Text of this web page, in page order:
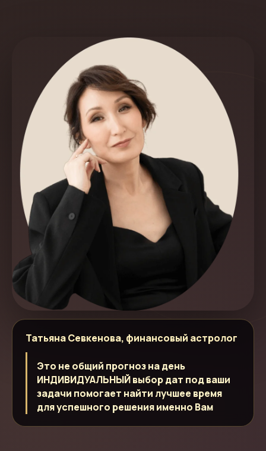
Татьяна Севкенова, финансовый астролог
Это не общий прогноз на день
ИНДИВИДУАЛЬНЫЙ выбор дат под ваши
задачи помогает найти лучшее время
для успешного решения именно Вам